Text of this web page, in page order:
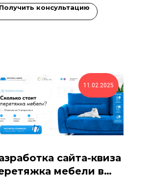
Получить консультацию
11.02.2025
сайта-квиза
мебели в